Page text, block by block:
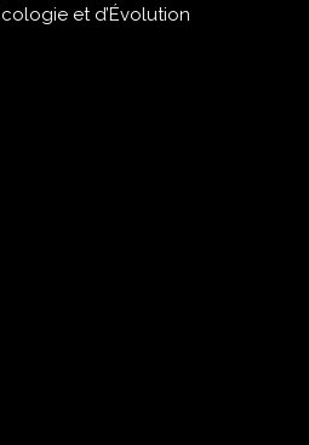
et d’Évolution